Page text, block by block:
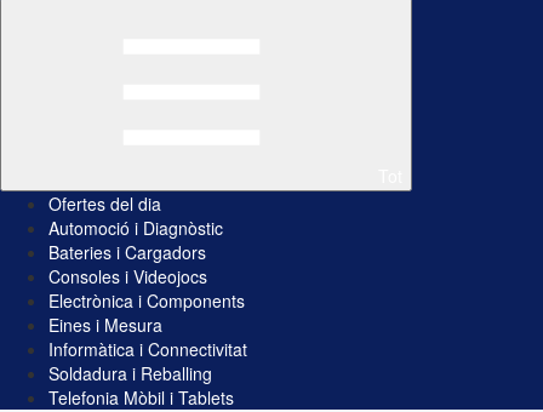
Ofertes del dia
Automoció i Diagnòstic
Bateries i Cargadors
Consoles i Videojocs
Electrònica i Components
Eines i Mesura
Informàtica i Connectivitat
Soldadura i Reballing
Telefonia Mòbil i Tablets